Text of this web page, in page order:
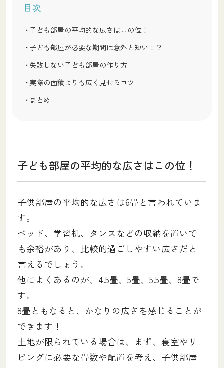
目次
子ども部屋の平均的な広さはこの位！
子ども部屋が必要な期間は意外と短い！？
失敗しない子ども部屋の作り方
実際の面積よりも広く見せるコツ
まとめ
子ども部屋の平均的な広さはこの位！
子供部屋の平均的な広さは6畳と言われていま
す。
ベッド、学習机、タンスなどの収納を置いて
も余裕があり、比較的過ごしやすい広さだと
言えるでしょう。
他によくあるのが、4.5畳、5畳、5.5畳、8畳で
す。
8畳ともなると、かなりの広さを感じることが
できます！
土地が限られている場合は、まず、寝室やリ
ビングに必要な畳数や配置を考え、子供部屋